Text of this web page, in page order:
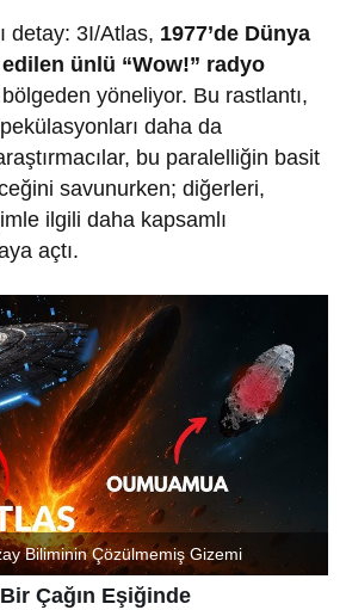
detay: 3I/Atlas, 1977’de Dünya
ünlü “Wow!” radyo
yöneliyor. Bu rastlantı,
daha da
bu paralelliğin basit
savunurken; diğerleri,
ilgili daha kapsamlı
açtı.
Biliminin Çözülmemiş Gizemi
Çağın Eşiğinde